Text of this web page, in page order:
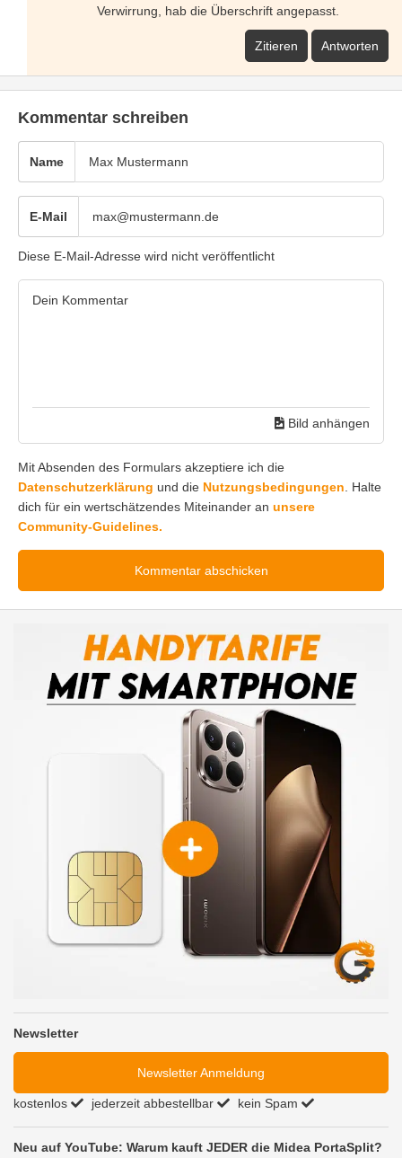
Verwirrung, hab die Überschrift angepasst.
Zitieren Antworten
Kommentar schreiben
Name
E-Mail
Diese E-Mail-Adresse wird nicht veröffentlicht
Bild anhängen
Mit Absenden des Formulars akzeptiere ich die
Datenschutzerklärung und die Nutzungsbedingungen. Halte
dich für ein wertschätzendes Miteinander an unsere
Community-Guidelines.
Newsletter
Newsletter Anmeldung
kostenlos jederzeit abbestellbar kein Spam
Neu auf YouTube: Warum kauft JEDER die Midea PortaSplit?